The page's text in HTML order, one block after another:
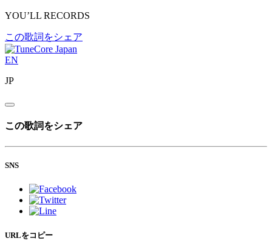
YOU’LL RECORDS
この歌詞をシェア
EN
JP
この歌詞をシェア
SNS
URLをコピー